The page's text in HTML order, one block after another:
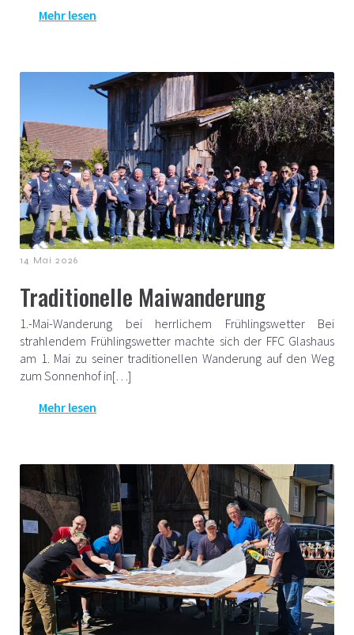
Mehr lesen
14 Mai 2026
Traditionelle Maiwanderung
1.-Mai-Wanderung bei herrlichem Frühlingswetter Bei
strahlendem Frühlingswetter machte sich der FFC Glashaus
am 1. Mai zu seiner traditionellen Wanderung auf den Weg
zum Sonnenhof in[…]
Mehr lesen